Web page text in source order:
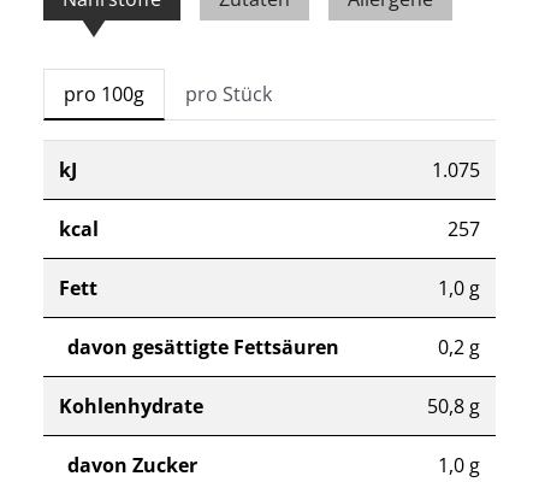
pro 100g pro Stück
kJ 1.075
kcal 257
Fett 1,0 g
davon gesättigte Fettsäuren 0,2 g
Kohlenhydrate 50,8 g
davon Zucker 1,0 g